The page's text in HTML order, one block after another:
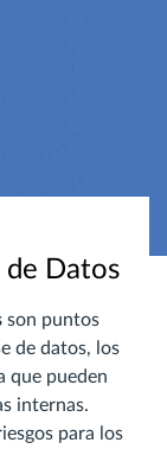
de Datos
son puntos
de datos, los
que pueden
internas.
para los